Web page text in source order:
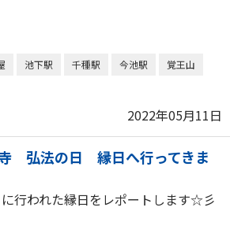
池下駅 千種駅 今池駅
覚王山
2022年05月11日
弘法の日 縁日へ行ってきま
行われた縁日をレポートします☆彡